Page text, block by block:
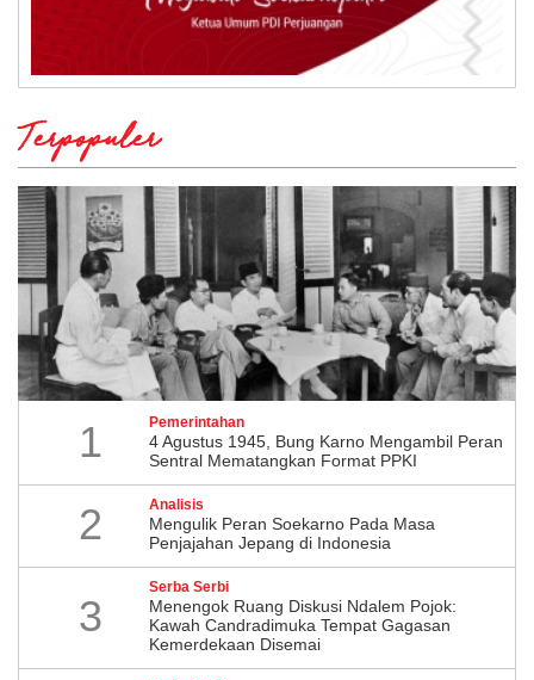
Terpopuler
1 Pemerintahan
4 Agustus 1945, Bung Karno Mengambil Peran
Sentral Mematangkan Format PPKI
2 Analisis
Mengulik Peran Soekarno Pada Masa
Penjajahan Jepang di Indonesia
3
Serba Serbi
Menengok Ruang Diskusi Ndalem Pojok:
Kawah Candradimuka Tempat Gagasan
Kemerdekaan Disemai